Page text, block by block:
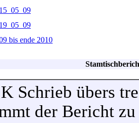
bis ende 2010
Schrieb übers
der Bericht